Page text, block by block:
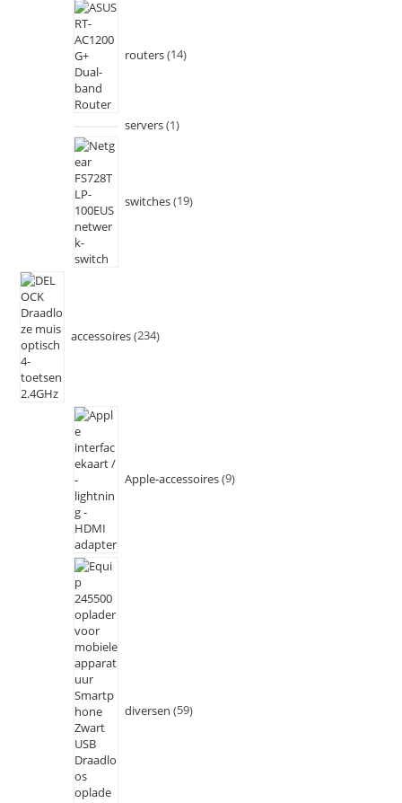
routers 14
servers 1
switches 19
accessoires 234
Apple-accessoires 9
diversen 59